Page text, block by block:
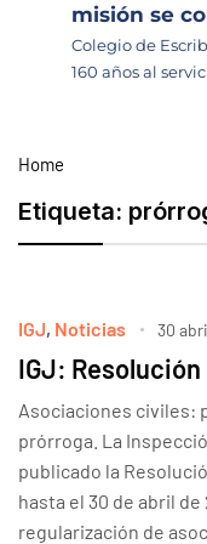
misión se
Colegio de
160 años al
Home
Etiqueta:
IGJ, Noticias 30
IGJ: Resolución
Asociaciones civiles:
prórroga. La
publicado la
hasta el 30 de abril
regularización de